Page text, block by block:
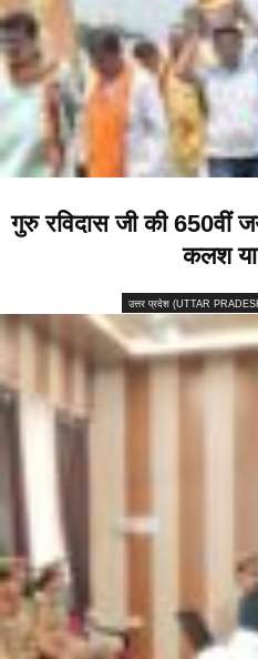
गुरु रविदास जी की 650वीं
कलश
उत्तर प्रदेश (UTTAR